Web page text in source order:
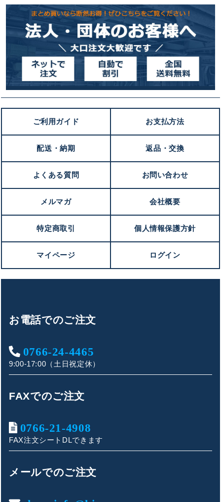
キンショウお問い合わせサポート
こんにちは！
お買い物やお問い合わせ相談のサポートをさせていただい
ご利用ガイド お支払方法
配送・納期 返品・交換
よくある質問 お問い合わせ
メルマガ 会社概要
特定商取引 個人情報保護方針
マイページ ログイン
お電話でのご注文
0766-24-4465
9:00-17:00（土日祝定休）
FAXでのご注文
0766-21-4908
FAX注文シートDLできます
メールでのご注文